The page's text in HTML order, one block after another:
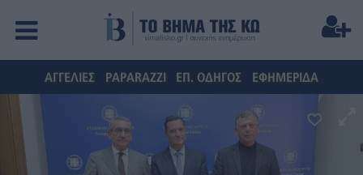
ΑΓΓΕΛΙΕΣ PAPARAZZI ΕΠ. ΟΔΗΓΟΣ ΕΦΗΜΕΡΙΔΑ